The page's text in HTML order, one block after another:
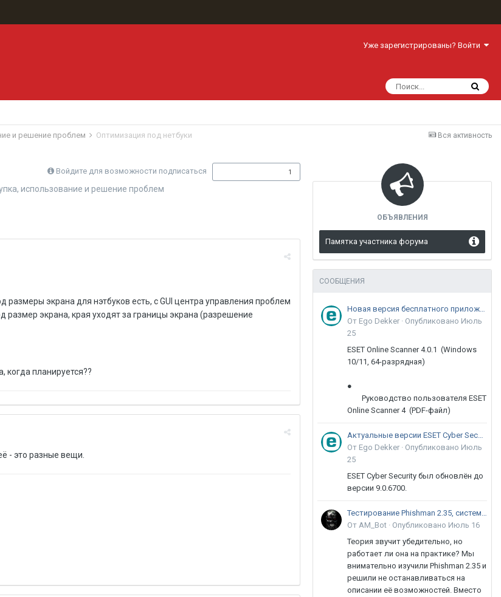
Уже зарегистрированы? Войти
Вся активность
и решение проблем Оптимизация под нетбуки
Войдите для возможности подписаться 1
использование и решение проблем
экрана для нэтбуков есть, с GUI центра управления проблем
экрана, края уходят за границы экрана (разрешение
когда планируется??
- это разные вещи.
ОБЪЯВЛЕНИЯ
Памятка участника форума
СООБЩЕНИЯ
Новая версия бесплатного приложения ESET Online Scanner доступна пользователям
От Ego Dekker · Опубликовано Июль
25
ESET Online Scanner 4.0.1 (Windows
10/11, 64-разрядная)
●
Руководство пользователя ESET
Online Scanner 4 (PDF-файл)
Актуальные версии ESET Cyber Security 9
От Ego Dekker · Опубликовано Июль
25
ESET Cyber Security был обновлён до
версии 9.0.6700.
Тестирование Phishman 2.35, системы повышения осведомлённости пользователей в сфере ИБ
От AM_Bot · Опубликовано Июль 16
Теория звучит убедительно, но
работает ли она на практике? Мы
внимательно изучили Phishman 2.35 и
решили не останавливаться на
описании её возможностей. Вместо